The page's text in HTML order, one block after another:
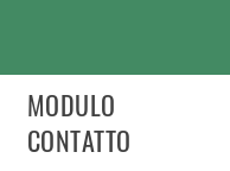
MODULO
CONTATTO